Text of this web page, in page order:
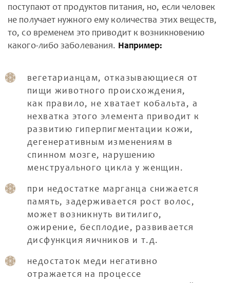
поступают от продуктов питания, но, если человек
не получает нужного ему количества этих веществ,
то, со временем это приводит к возникновению
какого-либо заболевания. Например:
вегетарианцам, отказывающиеся от
пищи животного происхождения,
как правило, не хватает кобальта, а
нехватка этого элемента приводит к
развитию гиперпигментации кожи,
дегенеративным изменениям в
спинном мозге, нарушению
менструального цикла у женщин.
при недостатке марганца снижается
память, задерживается рост волос,
может возникнуть витилиго,
ожирение, бесплодие, развивается
дисфункция яичников и т.д.
недостаток меди негативно
отражается на процессе